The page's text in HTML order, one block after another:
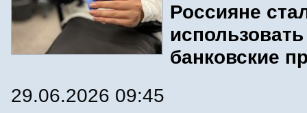
Россияне
использовать
банковские
29.06.2026 09:45